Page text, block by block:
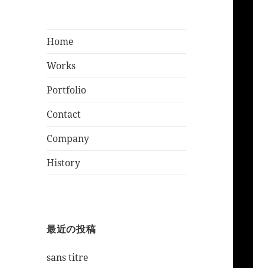
Home
Works
Portfolio
Contact
Company
History
最近の投稿
sans titre